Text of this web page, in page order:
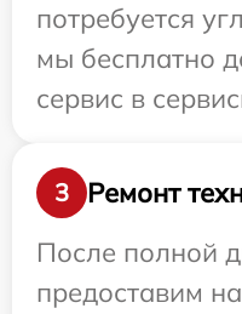
потребуется
мы бесплатно
сервис в
3
Ремонт
После полной
предоставим